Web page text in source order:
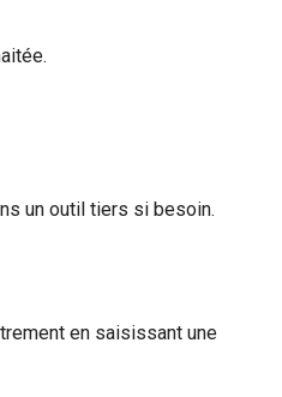
un outil tiers si besoin.
en saisissant une